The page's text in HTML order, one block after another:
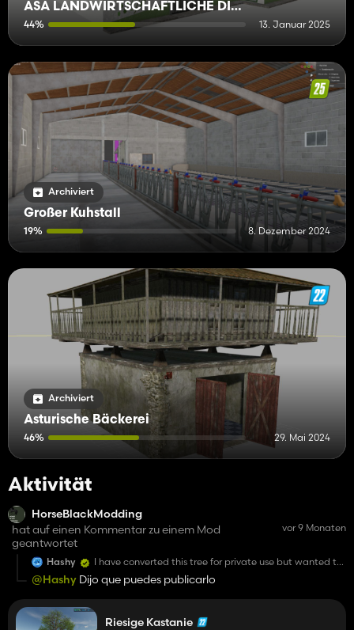
ASA LANDWIRTSCHAFTLICHE DIENSTLEISTUNGEN
44% 13. Januar 2025
Archiviert
Großer Kuhstall
19% 8. Dezember 2024
Archiviert
Asturische Bäckerei
46% 29. Mai 2024
Aktivität
HorseBlackModding
hat auf einen Kommentar zu einem Mod
geantwortet
vor 9 Monaten
Hashy
I have converted this tree for private use but wanted to
see if i could post, used this alot in 22. credits lefit of
course.
thank you!
@Hashy Dijo que puedes publicarlo
Riesige Kastanie